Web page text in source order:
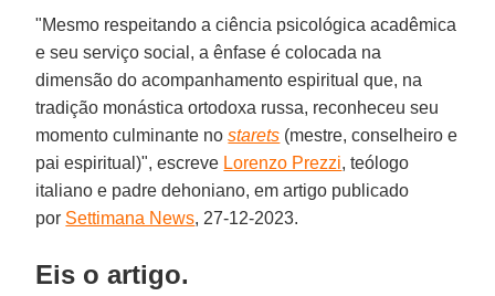
"Mesmo respeitando a ciência psicológica acadêmica
e seu serviço social, a ênfase é colocada na
dimensão do acompanhamento espiritual que, na
tradição monástica ortodoxa russa, reconheceu seu
momento culminante nostarets (mestre, conselheiro e
pai espiritual)", escreve Lorenzo Prezzi, teólogo
italiano e padre dehoniano, em artigo publicado
por Settimana News, 27-12-2023.
Eis o artigo.